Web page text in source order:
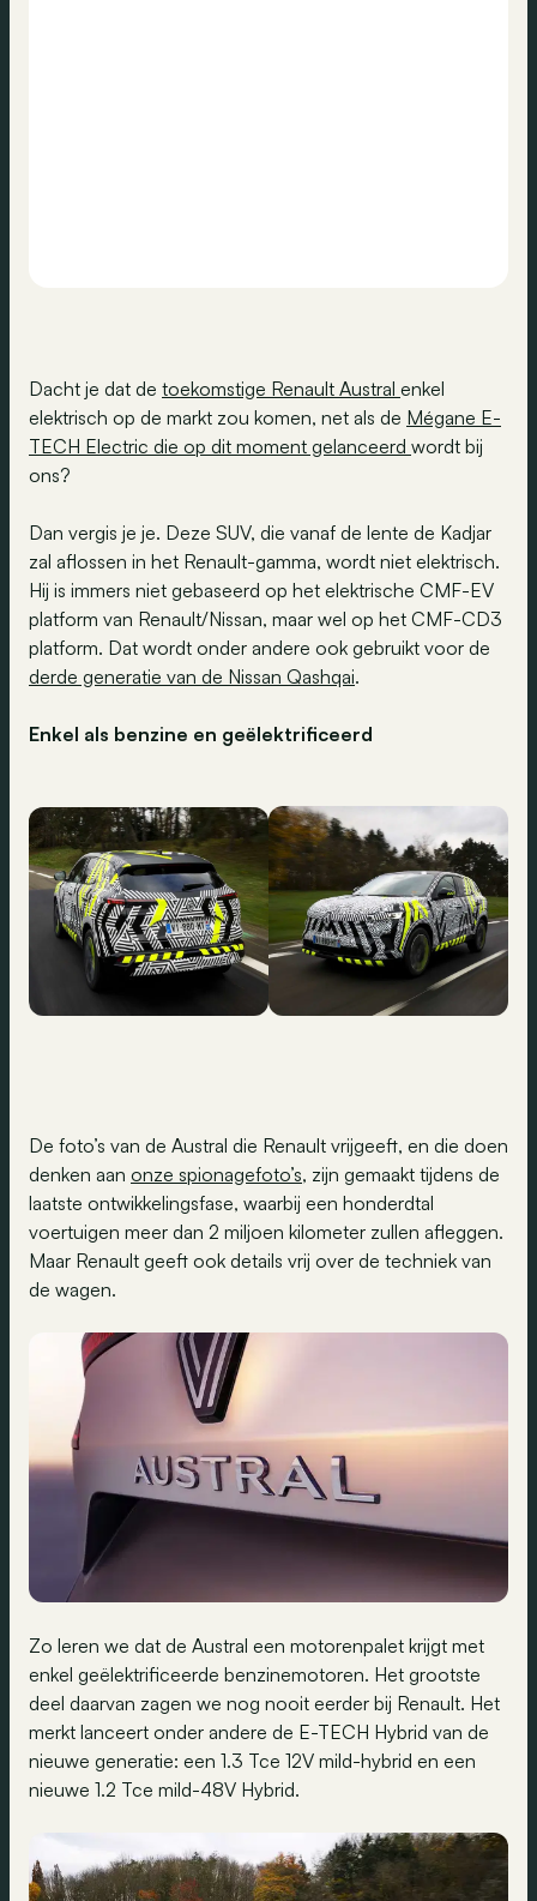
Dacht je dat de toekomstige Renault Austral enkel
elektrisch op de markt zou komen, net als de Mégane E-
TECH Electric die op dit moment gelanceerd wordt bij
ons?
Dan vergis je je. Deze SUV, die vanaf de lente de Kadjar
zal aflossen in het Renault-gamma, wordt niet elektrisch.
Hij is immers niet gebaseerd op het elektrische CMF-EV
platform van Renault/Nissan, maar wel op het CMF-CD3
platform. Dat wordt onder andere ook gebruikt voor de
derde generatie van de Nissan Qashqai.
Enkel als benzine en geëlektrificeerd
De foto’s van de Austral die Renault vrijgeeft, en die doen
denken aan onze spionagefoto’s, zijn gemaakt tijdens de
laatste ontwikkelingsfase, waarbij een honderdtal
voertuigen meer dan 2 miljoen kilometer zullen afleggen.
Maar Renault geeft ook details vrij over de techniek van
de wagen.
Zo leren we dat de Austral een motorenpalet krijgt met
enkel geëlektrificeerde benzinemotoren. Het grootste
deel daarvan zagen we nog nooit eerder bij Renault. Het
merkt lanceert onder andere de E-TECH Hybrid van de
nieuwe generatie: een 1.3 Tce 12V mild-hybrid en een
nieuwe 1.2 Tce mild-48V Hybrid.